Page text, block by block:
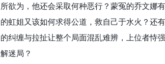
所欲为，他还会采取何种恶行？蒙冤的乔文娜
的虹姐又该如何求得公道，救自己于水火？还
的纠缠与拉扯让整个局面混乱难辨，上位者恃
解迷局？